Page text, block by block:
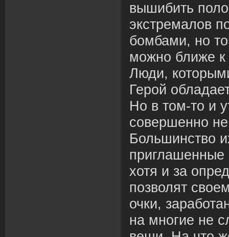
вышибить
экстремалов
бомбами, но
можно ближе
Люди,
Герой
Но в том-то и
совершенно
Большинство
хотя и за
позволят
очки,
на многие не